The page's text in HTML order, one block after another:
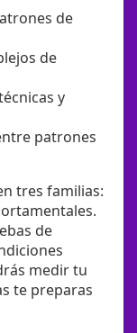
de
de
y
patrones
tres familias:
de
medir tu
te preparas